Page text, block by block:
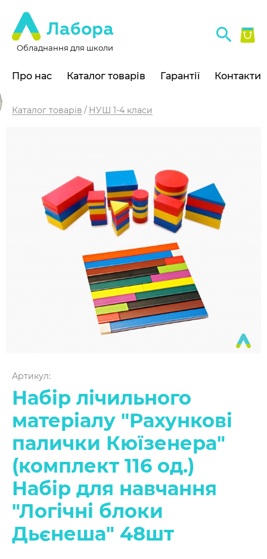
Обладнання для школи
Про нас Каталог товарів Гарантії Контакти
Каталог товарів НУШ 1-4 класи
Артикул:
Набір лічильного
матеріалу "Рахункові
палички Кюїзенера"
(комплект 116 од.)
Набір для навчання
"Логічні блоки
Дьєнеша" 48шт